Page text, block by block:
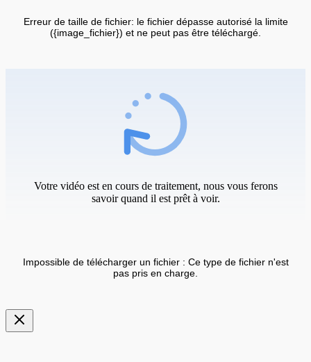
Erreur de taille de fichier: le fichier dépasse autorisé la limite
({image_fichier}) et ne peut pas être téléchargé.
Votre vidéo est en cours de traitement, nous vous ferons
savoir quand il est prêt à voir.
Impossible de télécharger un fichier : Ce type de fichier n'est
pas pris en charge.